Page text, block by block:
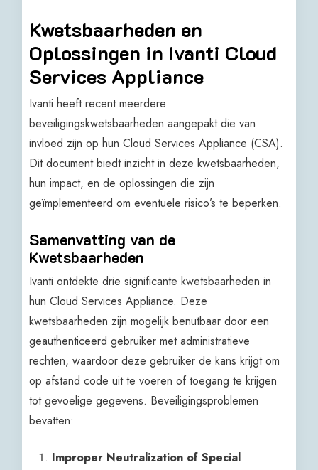
Kwetsbaarheden en
Oplossingen in Ivanti Cloud
Services Appliance
Ivanti heeft recent meerdere
beveiligingskwetsbaarheden aangepakt die van
invloed zijn op hun Cloud Services Appliance (CSA).
Dit document biedt inzicht in deze kwetsbaarheden,
hun impact, en de oplossingen die zijn
geïmplementeerd om eventuele risico’s te beperken.
Samenvatting van de
Kwetsbaarheden
Ivanti ontdekte drie significante kwetsbaarheden in
hun Cloud Services Appliance. Deze
kwetsbaarheden zijn mogelijk benutbaar door een
geauthenticeerd gebruiker met administratieve
rechten, waardoor deze gebruiker de kans krijgt om
op afstand code uit te voeren of toegang te krijgen
tot gevoelige gegevens. Beveiligingsproblemen
bevatten:
Improper Neutralization of Special